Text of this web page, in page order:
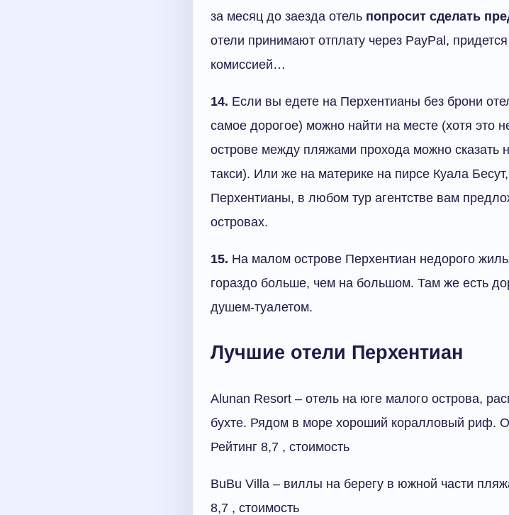
за месяц до заезда отель попросит сделать
отели принимают отплату через PayPal,
комиссией…
14. Если вы едете на Перхентианы без брони
самое дорогое) можно найти на месте (хотя это
острове между пляжами прохода можно сказать
такси). Или же на материке на пирсе Куала
Перхентианы, в любом тур агентстве вам
островах.
15. На малом острове Перхентиан недорого
гораздо больше, чем на большом. Там же есть
душем-туалетом.
Лучшие отели Перхентиан
Alunan Resort – отель на юге малого острова,
бухте. Рядом в море хороший коралловый риф.
Рейтинг 8,7 , стоимость
BuBu Villa – виллы на берегу в южной части
8,7 , стоимость